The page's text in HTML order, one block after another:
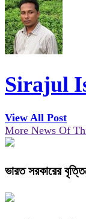
Sirajul
View All Post
More News Of
ভারত সরকারের